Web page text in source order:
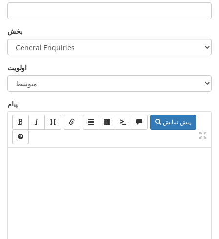
بخش
اولویت
پیام
پیش نمایش